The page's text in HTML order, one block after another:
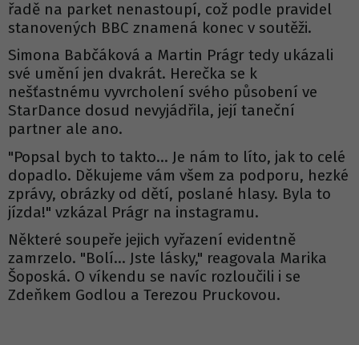
řadě na parket nenastoupí, což podle pravidel
stanovených BBC znamená konec v soutěži.
Simona Babčáková a Martin Prágr tedy ukázali
své umění jen dvakrát. Herečka se k
nešťastnému vyvrcholení svého působení ve
StarDance dosud nevyjádřila, její taneční
partner ale ano.
"Popsal bych to takto... Je nám to líto, jak to celé
dopadlo. Děkujeme vám všem za podporu, hezké
zprávy, obrázky od dětí, poslané hlasy. Byla to
jízda!" vzkázal Prágr na instagramu.
Některé soupeře jejich vyřazení evidentně
zamrzelo. "Bolí... Jste lásky," reagovala Marika
Šoposká. O víkendu se navíc rozloučili i se
Zdeňkem Godlou a Terezou Pruckovou.